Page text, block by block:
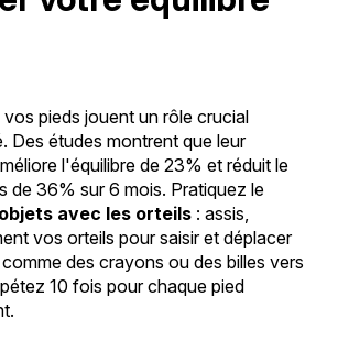
pieds jouent un rôle crucial
Des études montrent que leur
l'équilibre de 23% et réduit le
de 36% sur 6 mois. Pratiquez le
avec les orteils: assis,
vos orteils pour saisir et déplacer
des crayons ou des billes vers
10 fois pour chaque pied